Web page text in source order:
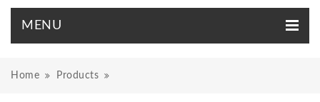
Home Products